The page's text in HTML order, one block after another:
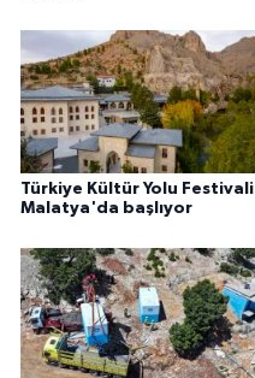
Türkiye Kültür Yolu Festivali
Malatya'da başlıyor